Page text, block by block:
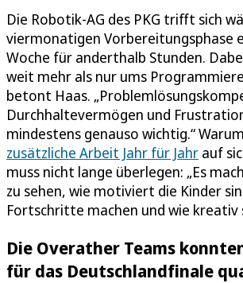
Die Robotik-AG des PKG trifft sich
viermonatigen Vorbereitungsphase
Woche für anderthalb Stunden.
weit mehr als nur ums
betont Haas.
Durchhaltevermögen und
mindestens genauso wichtig.“
zusätzliche Arbeit Jahr für Jahr auf
muss nicht lange überlegen: „Es
zu sehen, wie motiviert die Kinder
Fortschritte machen und wie kreativ
Die Overather Teams
für das Deutschlandfinale